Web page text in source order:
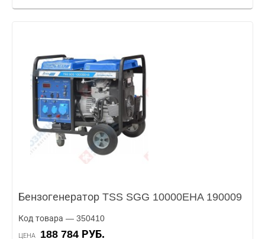
Бензогенератор TSS SGG 10000EHA 190009
Код товара — 350410
ЦЕНА
188 784 РУБ.